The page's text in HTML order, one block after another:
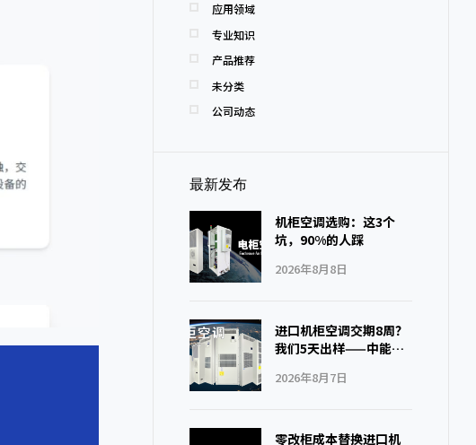
应用领域
专业知识
产品推荐
未分类
公司动态
最新发布
2026年8月8日
机柜空调选购：这3个
坑，90%的人踩
2026年8月7日
进口机柜空调交期8周？
我们5天出样——中能制
零改柜成本替换进口机